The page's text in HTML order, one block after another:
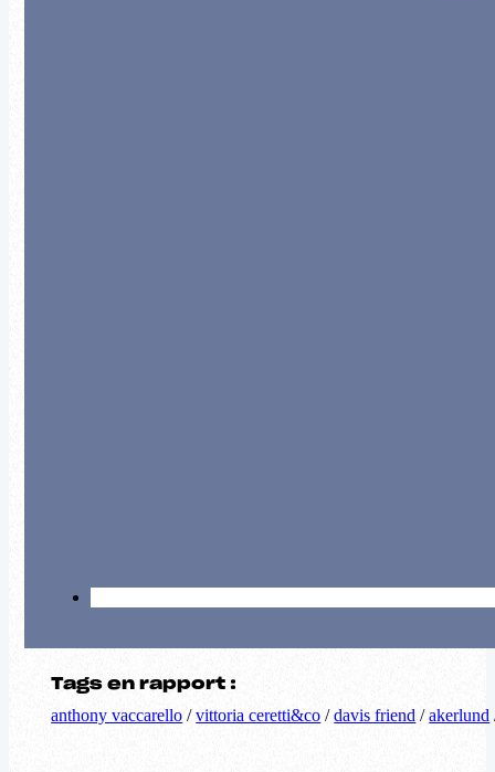
Tags en rapport :
anthony vaccarello /vittoria ceretti&co /davis friend /akerlund